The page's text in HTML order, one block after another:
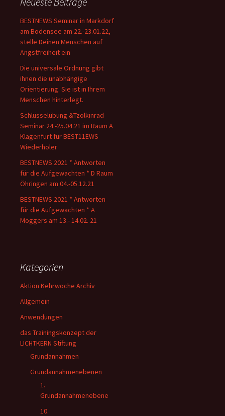
BESTNEWS Seminar in Markdorf
am Bodensee am 22.-23.01.22,
stelle Deinen Menschen auf
Angstfreiheit ein
Die universale Ordnung gibt
ihnen die unabhängige
Orientierung. Sie ist in Ihrem
Menschen hinterlegt.
Schlüsselübung &Tzolkinrad
Seminar 24.-25.04.21 im Raum A
Klagenfurt für BEST11EWS
Wiederholer
BESTNEWS 2021 * Antworten
für die Aufgewachten * D Raum
Öhringen am 04.-05.12.21
BESTNEWS 2021 * Antworten
für die Aufgewachten * A
Möggers am 13.- 14.02. 21
Kategorien
Aktion Kehrwoche Archiv
Allgemein
Anwendungen
das Trainingskonzept der
LICHTKERN Stiftung
Grundannahmen
Grundannahmenebenen
1.
Grundannahmenebene
10.